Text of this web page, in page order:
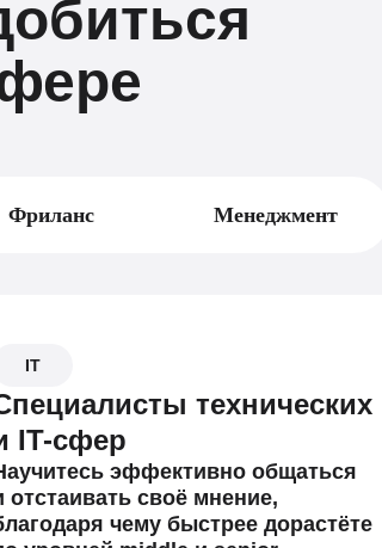
Фриланс Менеджмент
IT
технических
IT-сфер
эффективно общаться
отстаивать своё мнение,
чему быстрее дорастёте